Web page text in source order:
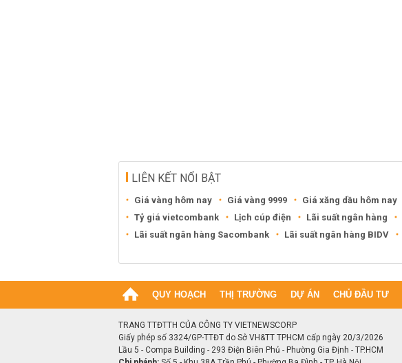
LIÊN KẾT NỔI BẬT
Giá vàng hôm nay Giá vàng 9999 Giá xăng dầu hôm nay
Tỷ giá vietcombank
Lịch cúp điện Lãi suất ngân hàng
Lãi suất ngân hàng Sacombank
Lãi suất ngân hàng BIDV
QUY HOẠCH THỊ TRƯỜNG DỰ ÁN CHỦ ĐẦU TƯ
TRANG TTĐTTH CỦA CÔNG TY VIETNEWSCORP
Giấy phép số 3324/GP-TTĐT do Sở VH&TT TPHCM cấp ngày 20/3/2026
Lầu 5 - Compa Building - 293 Điện Biên Phủ - Phường Gia Định - TP.HCM